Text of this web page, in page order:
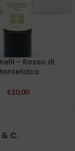
– Rosso di
€10,00
& C.